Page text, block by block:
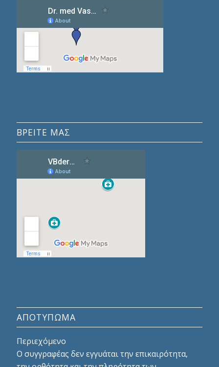
ΒΡΕΙΤΕ ΜΑΣ
ΑΠΟΤΎΠΩΜΑ
Περιεχόμενο
Ο συγγραφέας δεν εγγυάται την επικαιρότητα,